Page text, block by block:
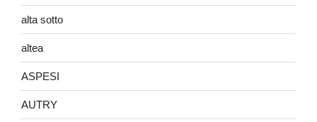
alta sotto
altea
ASPESI
AUTRY